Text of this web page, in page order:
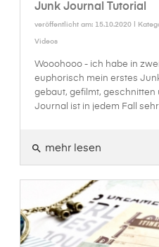
Junk Journal Tutorial
veröffentlicht am: 15.10.2020 |
Videos
Wooohooo - ich habe in
euphorisch mein erstes
gebaut, gefilmt, geschnitten
Journal ist in jedem Fall sehr
search mehr lesen